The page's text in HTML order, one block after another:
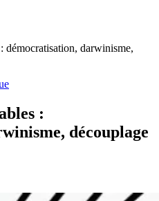
démocratisation, darwinisme,
:
découplage